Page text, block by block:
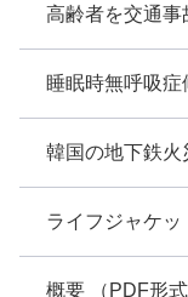
高齢者を交通事
睡眠時無呼吸
韓国の地下鉄
ライフジャケ
概要 （PDF形式